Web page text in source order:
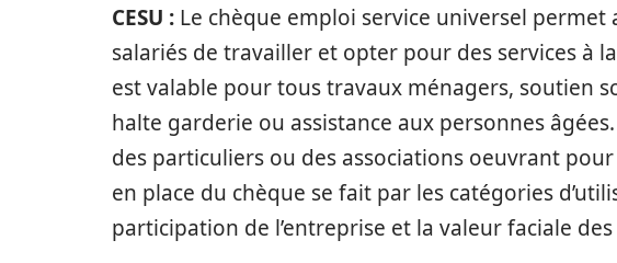
CESU : Le chèque emploi service universel
salariés de travailler et opter pour des services à
est valable pour tous travaux ménagers, soutien
halte garderie ou assistance aux personnes
des particuliers ou des associations oeuvrant
en place du chèque se fait par les catégories
participation de l’entreprise et la valeur faciale